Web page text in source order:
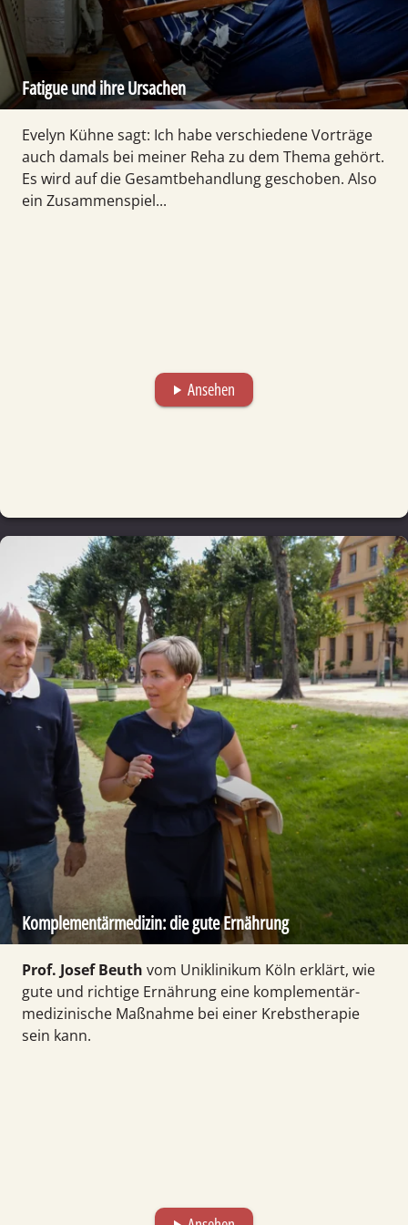
Fatigue und ihre Ursachen
Evelyn Kühne sagt: Ich habe verschiedene Vorträge
auch damals bei meiner Reha zu dem Thema gehört.
Es wird auf die Gesamtbehandlung geschoben. Also
ein Zusammenspiel...
play_arrow Ansehen
Komplementärmedizin: die gute Ernährung
Prof. Josef Beuth vom Uni­klinikum Köln erklärt, wie
gute und richtige Ernäh­rung eine komplementär­
medizinische Maß­nahme bei einer Krebs­therapie
sein kann.